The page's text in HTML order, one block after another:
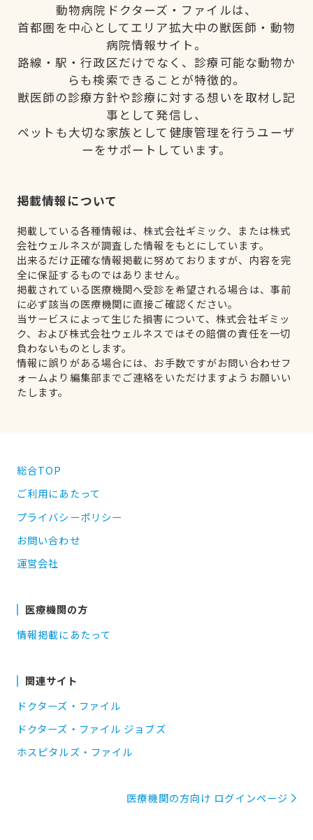
動物病院ドクターズ・ファイルは、
首都圏を中心としてエリア拡大中の獣医師・動物
病院情報サイト。
路線・駅・行政区だけでなく、診療可能な動物か
らも検索できることが特徴的。
獣医師の診療方針や診療に対する想いを取材し記
事として発信し、
ペットも大切な家族として健康管理を行うユーザ
ーをサポートしています。
掲載情報について
掲載している各種情報は、株式会社ギミック、または株式
会社ウェルネスが調査した情報をもとにしています。
出来るだけ正確な情報掲載に努めておりますが、内容を完
全に保証するものではありません。
掲載されている医療機関へ受診を希望される場合は、事前
に必ず該当の医療機関に直接ご確認ください。
当サービスによって生じた損害について、株式会社ギミッ
ク、および株式会社ウェルネスではその賠償の責任を一切
負わないものとします。
情報に誤りがある場合には、お手数ですがお問い合わせフ
ォームより編集部までご連絡をいただけますようお願いい
たします。
総合TOP
ご利用にあたって
プライバシーポリシー
お問い合わせ
運営会社
医療機関の方
情報掲載にあたって
関連サイト
ドクターズ・ファイル
ドクターズ・ファイル ジョブズ
ホスピタルズ・ファイル
医療機関の方向け ログインページ